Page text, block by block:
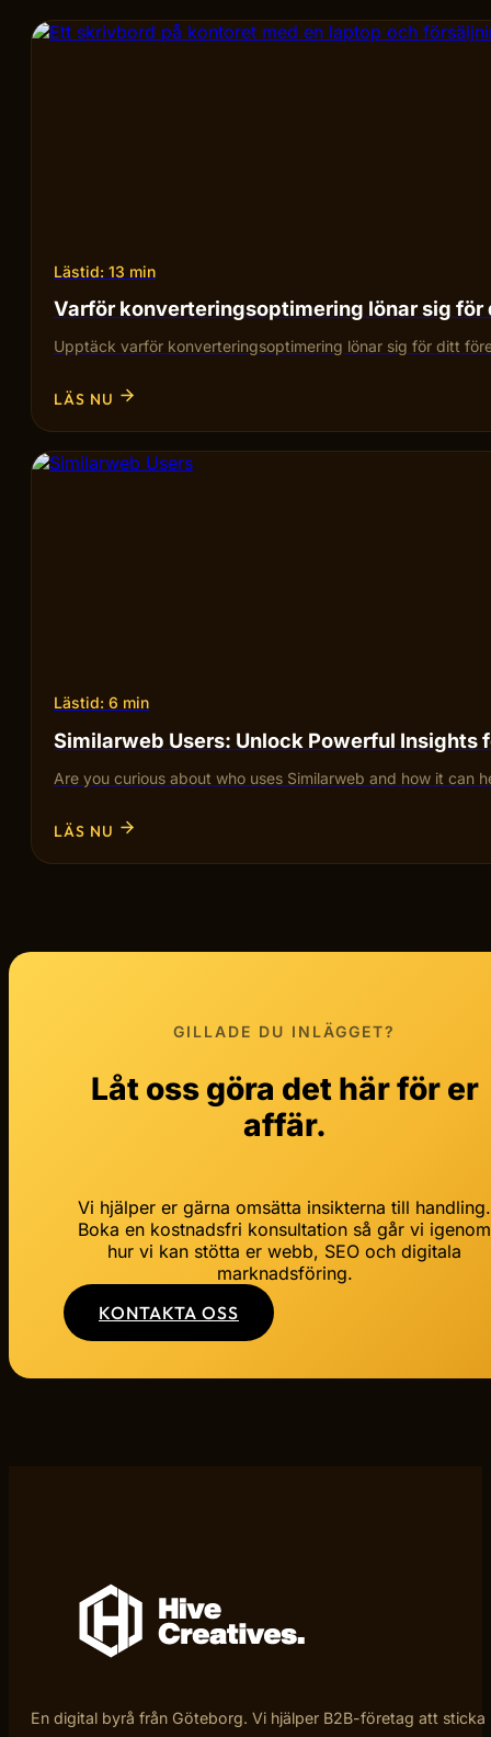
Lästid: 13 min
Varför konverteringsoptimering lönar sig
Upptäck varför konverteringsoptimering lönar sig för ditt
LÄS NU
Lästid: 6 min
Similarweb Users: Unlock Powerful Insights
Are you curious about who uses Similarweb and how it
LÄS NU
GILLADE DU INLÄGGET?
Låt oss göra det här för er
affär.
Vi hjälper er gärna omsätta insikterna till handling.
Boka en kostnadsfri konsultation så går vi igenom
hur vi kan stötta er webb, SEO och digitala
marknadsföring.
KONTAKTA OSS
En digital byrå från Göteborg. Vi hjälper B2B-företag att